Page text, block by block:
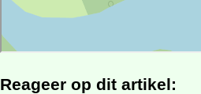
Reageer op dit artikel: